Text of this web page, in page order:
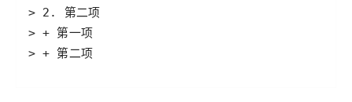
> 2. 第二项
> + 第一项
> + 第二项